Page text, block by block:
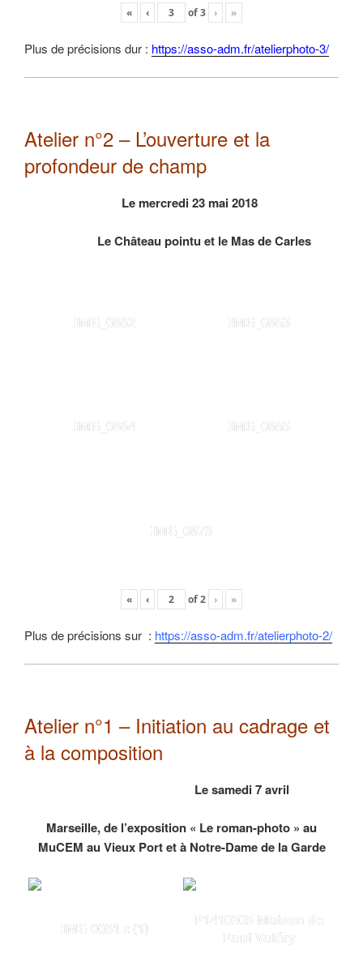
« ‹ of3 › »
Plus de précisions dur : https://asso-adm.fr/atelierphoto-3/
Atelier n°2 – L’ouverture et la
profondeur de champ
Le mercredi 23 mai 2018
Le Château pointu et le Mas de Carles
IMG_0862 IMG_0863
IMG_0864 IMG_0865
IMG_0873
« ‹ of2 › »
Plus de précisions sur : https://asso-adm.fr/atelierphoto-2/
Atelier n°1 – Initiation au cadrage et
à la composition
Le samedi 7 avril
Marseille, de l’exposition « Le roman-photo » au
MuCEM au Vieux Port et à Notre-Dame de la Garde
IMG 0051 c (1)
P1410505 Maison de
Paul Valéry